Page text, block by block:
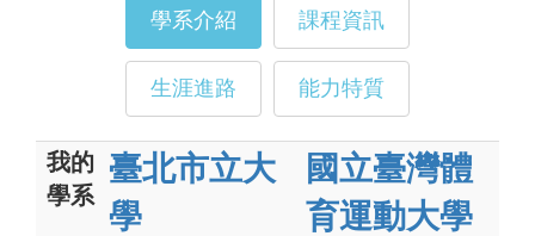
學系介紹 課程資訊
生涯進路 能力特質
我的
學系
臺北市立大
學
國立臺灣體
育運動大學